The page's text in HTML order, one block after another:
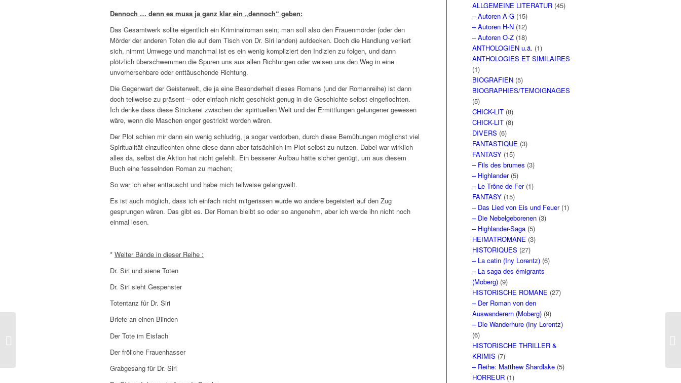
Dennoch … denn es muss ja ganz klar ein „dennoch“ geben:
Das Gesamtwerk sollte eigentlich ein Kriminalroman sein; man soll also den Frauenmörder (oder den
Mörder der anderen Toten die auf dem Tisch von Dr. Siri landen) aufdecken. Doch die Handlung verliert
sich, nimmt Umwege und manchmal ist es ein wenig kompliziert den Indizien zu folgen, und dann
plötzlich überschwemmen die Spuren uns aus allen Richtungen oder weisen uns den Weg in eine
unvorhersehbare oder enttäuschende Richtung.
Die Gegenwart der Geisterwelt, die ja eine Besonderheit dieses Romans (und der Romanreihe) ist dann
doch teilweise zu präsent – oder einfach nicht geschickt genug in die Geschichte selbst eingeflochten.
Ich denke dass diese Strickerei zwischen der spirituellen Welt und der Ermittlungen gelungener gewesen
wäre, wenn die Maschen enger gestrickt worden wären.
Der Plot schien mir dann ein wenig schludrig, ja sogar verdorben, durch diese Bemühungen möglichst viel
Spiritualität einzuflechten ohne diese dann aber tatsächlich im Plot selbst zu nutzen. Dabei war wirklich
alles da, selbst die Aktion hat nicht gefehlt. Ein besserer Aufbau hätte sicher genügt, um aus diesem
Buch eine fesselnden Roman zu machen;
So war ich eher enttäuscht und habe mich teilweise gelangweilt.
Es ist auch möglich, dass ich einfach nicht mitgerissen wurde wo andere begeistert auf den Zug
gesprungen wären. Das gibt es. Der Roman bleibt so oder so angenehm, aber ich werde ihn nicht noch
einmal lesen.
* Weiter Bände in dieser Reihe :
Dr. Siri und siene Toten
Dr. Siri sieht Gespenster
Totentanz fûr Dr. Siri
Briefe an einen Blinden
Der Tote im Eisfach
Der fröliche Frauenhasser
Grabgesang für Dr. Siri
ALLGEMEINE LITERATUR (45)
– Autoren A-G (15)
– Autoren H-N (12)
– Autoren O-Z (18)
ANTHOLOGIEN u.ä. (1)
ANTHOLOGIES ET SIMILAIRES
(1)
BIOGRAFIEN (5)
BIOGRAPHIES/TEMOIGNAGES
(5)
CHICK-LIT (8)
CHICK-LIT (8)
DIVERS (6)
FANTASTIQUE (3)
FANTASY (15)
– Fils des brumes (3)
– Highlander(5)
– Le Trône de Fer(1)
FANTASY (15)
– Das Lied von Eis und Feuer(1)
– Die Nebelgeborenen (3)
– Highlander-Saga (5)
HEIMATROMANE (3)
HISTORIQUES (27)
– La catin (Iny Lorentz) (6)
– La saga des émigrants
(Moberg) (9)
HISTORISCHE ROMANE (27)
– Der Roman von den
Auswanderern (Moberg) (9)
– Die Wanderhure (Iny Lorentz)
(6)
HISTORISCHE THRILLER &
KRIMIS (7)
– Reihe: Matthew Shardlake (5)
HORREUR (1)